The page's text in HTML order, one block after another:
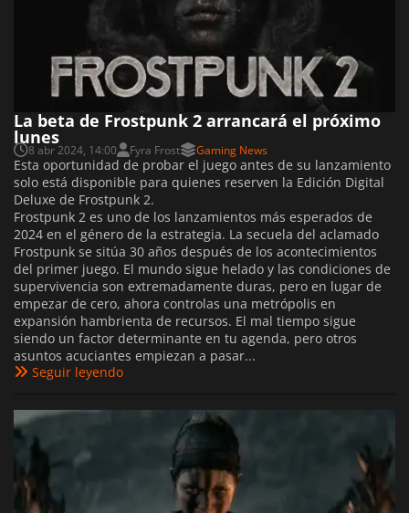
La beta de Frostpunk 2 arrancará el próximo
lunes
8 abr 2024, 14:00 Fyra Frost Gaming News
Esta oportunidad de probar el juego antes de su lanzamiento
solo está disponible para quienes reserven la Edición Digital
Deluxe de Frostpunk 2.
Frostpunk 2 es uno de los lanzamientos más esperados de
2024 en el género de la estrategia. La secuela del aclamado
Frostpunk se sitúa 30 años después de los acontecimientos
del primer juego. El mundo sigue helado y las condiciones de
supervivencia son extremadamente duras, pero en lugar de
empezar de cero, ahora controlas una metrópolis en
expansión hambrienta de recursos. El mal tiempo sigue
siendo un factor determinante en tu agenda, pero otros
asuntos acuciantes empiezan a pasar...
Seguir leyendo